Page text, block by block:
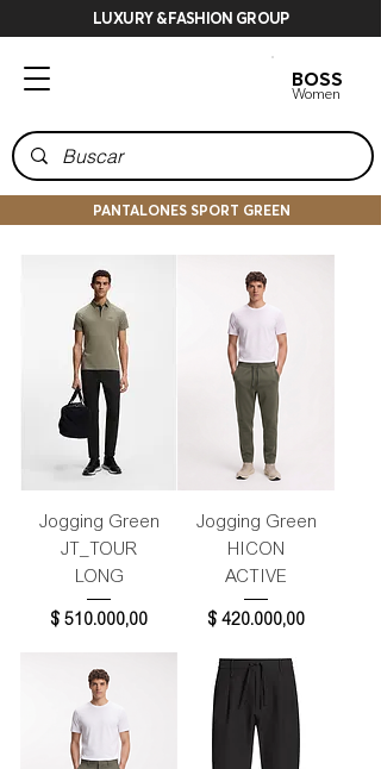
LUXURY & FASHION GROUP
BOSS
Women
PANTALONES SPORT GREEN
Jogging Green
JT_TOUR
LONG
Precio
$ 510.000,00
Jogging Green
HICON
ACTIVE
Precio
$ 420.000,00